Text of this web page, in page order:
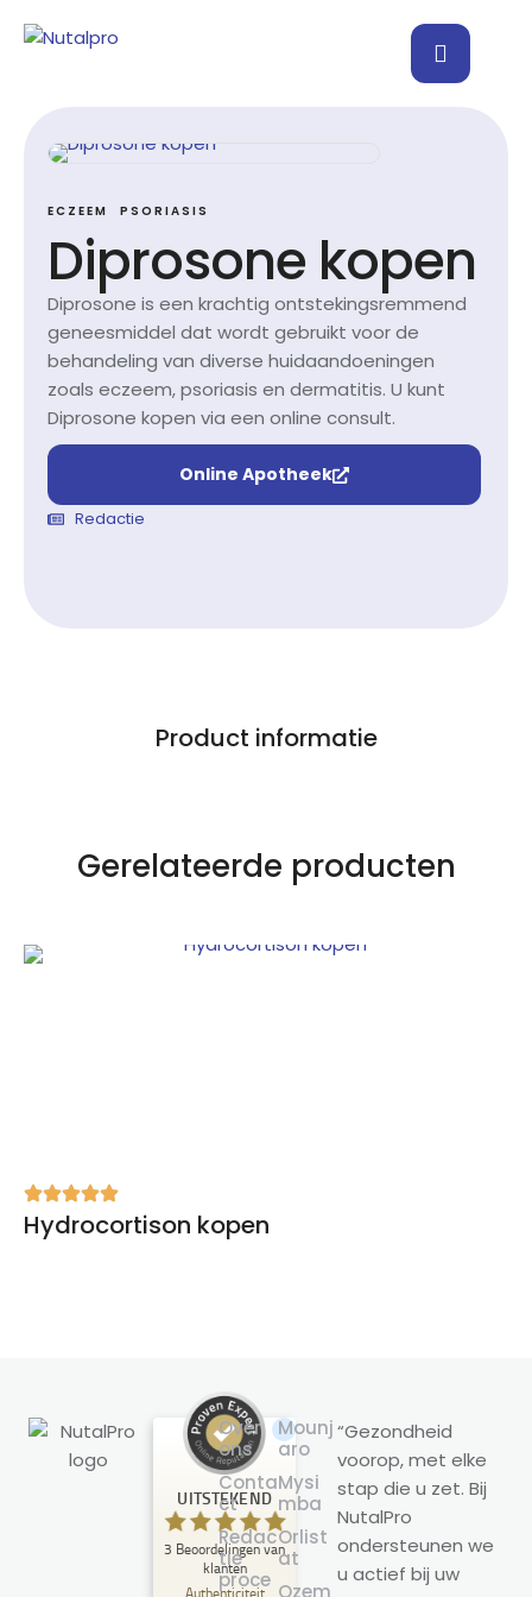
ECZEEM PSORIASIS
Diprosone kopen
Diprosone is een krachtig ontstekingsremmend
geneesmiddel dat wordt gebruikt voor de
behandeling van diverse huidaandoeningen
zoals eczeem, psoriasis en dermatitis. U kunt
Diprosone kopen via een online consult.
Online Apotheek
Redactie
Product informatie
Gerelateerde producten
Hydrocortison kopen
UITSTEKEND
3 Beoordelingen van
klanten
Authenticiteit
Klantbeoordelingen en ervaringen
voor
NutalPro
100
%
Aanbevolen op
UITSTEKEND
Over
ons
Conta
ct
Redac
tie
proce
Mounj
aro
Mysi
mba
Orlist
at
Ozem
“Gezondheid
voorop, met elke
stap die u zet. Bij
NutalPro
ondersteunen we
u actief bij uw